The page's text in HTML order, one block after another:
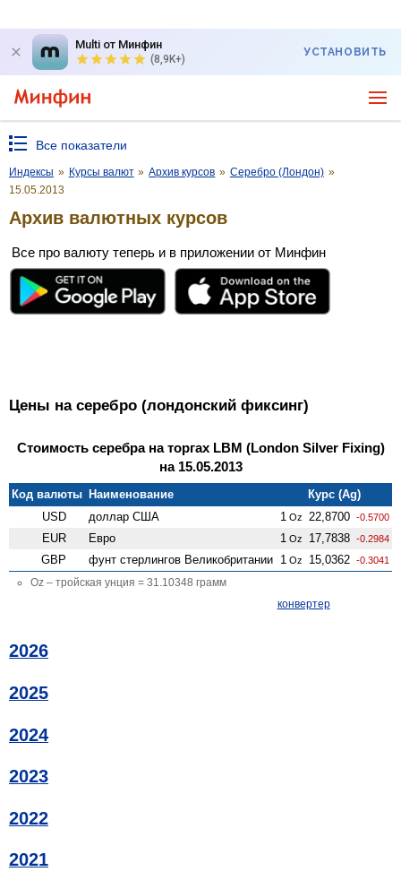
Multi от Минфин
(8,9K+)
УСТАНОВИТЬ
Все показатели
Индексы » Курсы валют » Архив курсов » Серебро (Лондон) »
15.05.2013
Архив валютных курсов
Все про валюту теперь и в приложении от Минфин
Цены на серебро (лондонский фиксинг)
Стоимость серебра на торгах LBM (London Silver Fixing)
на 15.05.2013
Код валюты Наименование
Курс (Ag)
USD
доллар США 1 Oz 22,8700 -0.5700
EUR Евро 1 Oz 17,7838 -0.2984
GBP фунт стерлингов Велико­британии 1 Oz 15,0362 -0.3041
Oz – тройская унция = 31.10348 грамм
конвертер
2026
2025
2024
2023
2022
2021